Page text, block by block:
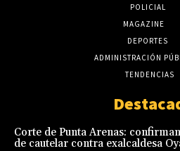
POLICIAL
MAGAZINE
DEPORTES
ADMINISTRACIÓN
TENDENCIAS
Corte de Punta Arenas:
de cautelar contra exalcaldesa